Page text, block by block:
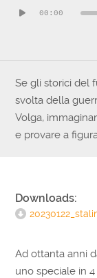
Player00:00
Se gli storici del
svolta della
Volga,
e provare a
Downloads:
Ad ottanta anni
uno speciale in